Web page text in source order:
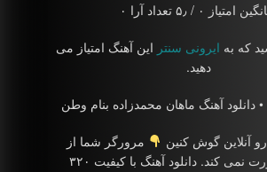
امتیاز ۰ / ۵٫ تعداد آرا ۰
که به ایرونی سنتر این آهنگ امتیاز می
دهید.
دانلود آهنگ ماهان محمدزاده بنام وطن
آنلاین گوش کنین
مرورگر شما از
Player ساپورت نمی کند. دانلود آهنگ با کیفیت ۳۲۰